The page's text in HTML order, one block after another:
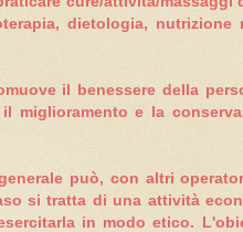
dietologia, nutrizione
il benessere della
miglioramento e la
può, con altri
si tratta di una attività
in modo etico.